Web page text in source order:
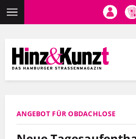
Inhalt
ANGEBOT FÜR OBDACHLOSE